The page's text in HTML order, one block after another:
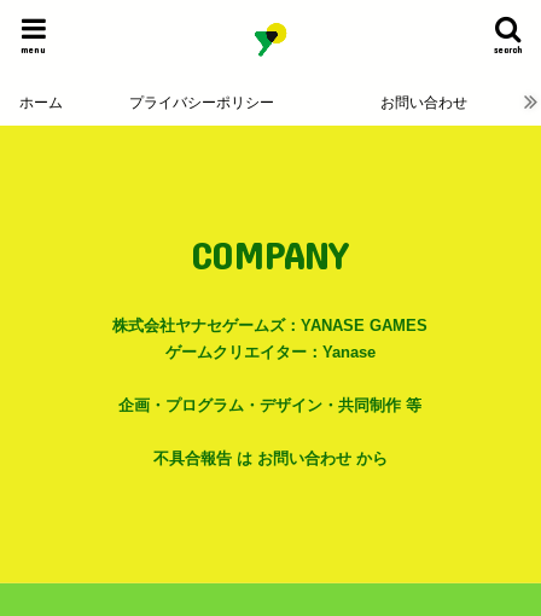
search
menu
ホーム プライバシーポリシー お問い合わせ
COMPANY
株式会社ヤナセゲームズ：YANASE GAMES
ゲームクリエイター：Yanase
企画・プログラム・デザイン・共同制作 等
不具合報告 は お問い合わせ から